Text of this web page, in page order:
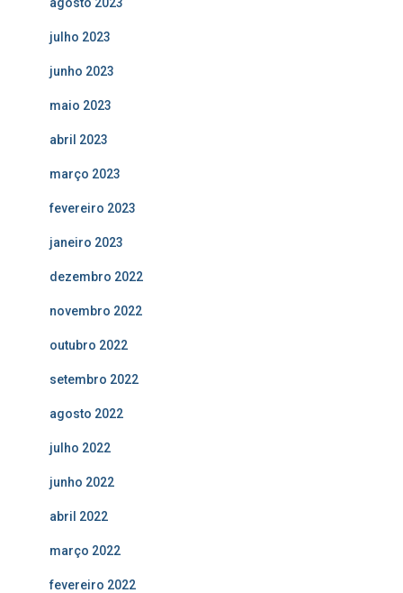
julho 2023
junho 2023
maio 2023
abril 2023
março 2023
fevereiro 2023
janeiro 2023
dezembro 2022
novembro 2022
outubro 2022
setembro 2022
agosto 2022
julho 2022
junho 2022
abril 2022
março 2022
fevereiro 2022